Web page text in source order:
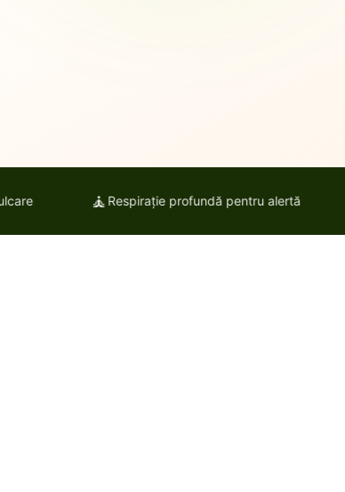
Respirație profundă pentru alertă